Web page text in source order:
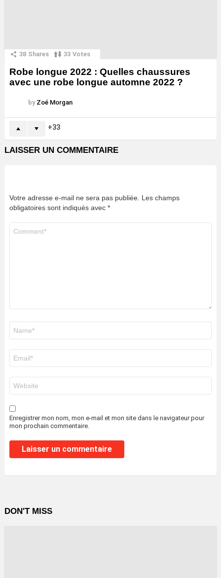
38 Shares 33 Votes
Robe longue 2022 : Quelles chaussures
avec une robe longue automne 2022 ?
by Zoé Morgan
33
LAISSER UN COMMENTAIRE
Votre adresse e-mail ne sera pas publiée. Les champs
obligatoires sont indiqués avec *
mail
*
web
Enregistrer mon nom, mon e-mail et mon site dans le navigateur pour
mon prochain commentaire.
DON'T MISS